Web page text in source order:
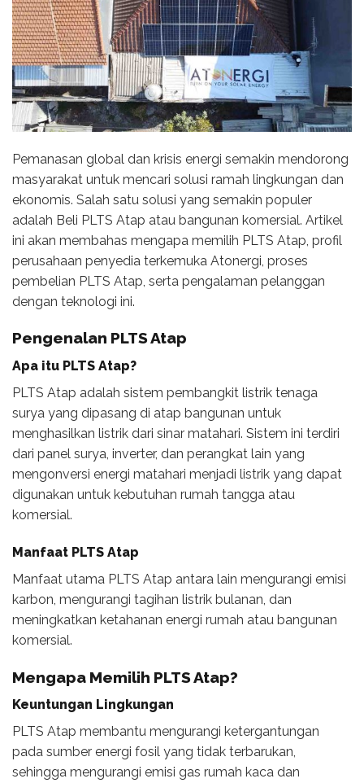
Pemanasan global dan krisis energi semakin mendorong
masyarakat untuk mencari solusi ramah lingkungan dan
ekonomis. Salah satu solusi yang semakin populer
adalah Beli PLTS Atap atau bangunan komersial. Artikel
ini akan membahas mengapa memilih PLTS Atap, profil
perusahaan penyedia terkemuka Atonergi, proses
pembelian PLTS Atap, serta pengalaman pelanggan
dengan teknologi ini.
Pengenalan PLTS Atap
Apa itu PLTS Atap?
PLTS Atap adalah sistem pembangkit listrik tenaga
surya yang dipasang di atap bangunan untuk
menghasilkan listrik dari sinar matahari. Sistem ini terdiri
dari panel surya, inverter, dan perangkat lain yang
mengonversi energi matahari menjadi listrik yang dapat
digunakan untuk kebutuhan rumah tangga atau
komersial.
Manfaat PLTS Atap
Manfaat utama PLTS Atap antara lain mengurangi emisi
karbon, mengurangi tagihan listrik bulanan, dan
meningkatkan ketahanan energi rumah atau bangunan
komersial.
Mengapa Memilih PLTS Atap?
Keuntungan Lingkungan
PLTS Atap membantu mengurangi ketergantungan
pada sumber energi fosil yang tidak terbarukan,
sehingga mengurangi emisi gas rumah kaca dan